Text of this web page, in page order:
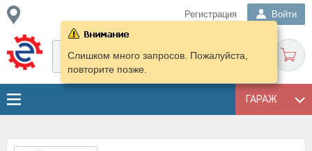
Регистрация Войти
ГАРАЖ
Слишком много запросов. Пожалуйста,
повторите позже.